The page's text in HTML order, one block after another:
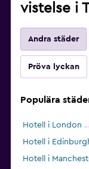
vistelse i
Andra städer
Pröva lyckan
Populära
Hotell i London
Hotell i
Hotell i